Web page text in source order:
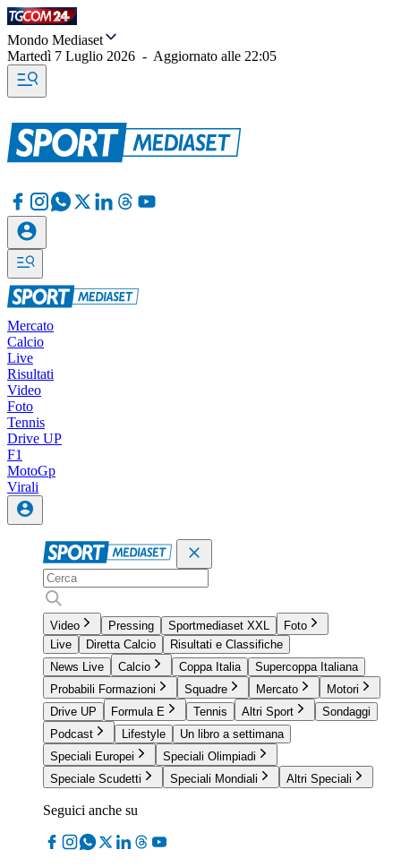
Mondo Mediaset
Martedì 7 Luglio 2026 - Aggiornato alle 22:05
Mercato
Calcio
Live
Risultati
Video
Foto
Tennis
Drive UP
F1
MotoGp
Virali
Video Pressing Sportmediaset XXL
Foto
Live
Diretta Calcio
Risultati e Classifiche
News Live
Calcio Coppa Italia
Supercoppa Italiana
Probabili Formazioni
Squadre Mercato
Motori
Drive UP
Formula E Tennis Altri Sport
Sondaggi
Podcast
Lifestyle
Un libro a settimana
Speciali Europei
Speciali Olimpiadi
Speciale Scudetti
Speciali Mondiali Altri Speciali
Seguici anche su